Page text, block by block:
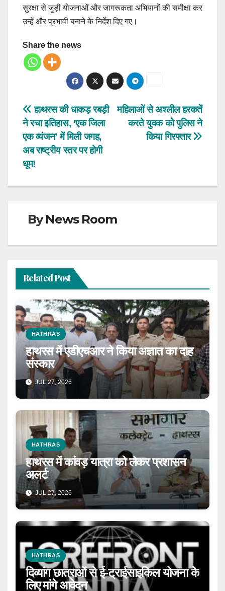
सुरक्षा से जुड़ी योजनाओं और जागरूकता अभियानों की समीक्षा कर
उन्हें और प्रभावी बनाने के निर्देश दिए गए।
Share the news
Post
navigation
महिलाओं से अश्लील हरकतें
करते युवक को पुलिस ने
किया गिरफ्तार
हाथरस की धाकड़ रबड़ी
ने रचा इतिहास, ‘एक जिला
एक व्यंजन’ में मिली जगह,
अब राष्ट्रीय स्तर पर होगी
धूम!
ByNews Room
Related Post
HATHRAS
हाथरस में एडीएचआर ने किया अज्ञात का दाह
संस्कार
JUL 27, 2026
HATHRAS
हाथरस में कांवड़ यात्रा को लेकर प्रशासन
अलर्ट
JUL 27, 2026
HATHRAS
दिव्यांग छात्राओं से ई-ट्राईसाइकिल योजना के
लिए मांगे आवेदन